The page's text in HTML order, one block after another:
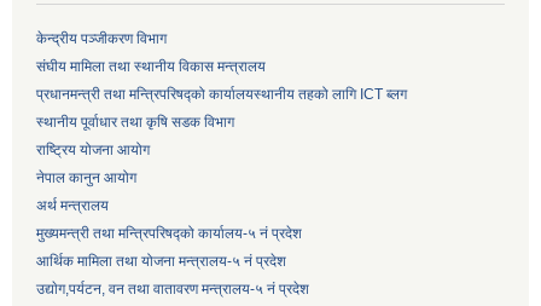
केन्द्रीय पञ्जीकरण विभाग
संघीय मामिला तथा स्थानीय विकास मन्त्रालय
प्रधानमन्त्री तथा मन्त्रिपरिषद्को कार्यालयस्थानीय तहको लागि ICT ब्लग
स्थानीय पूर्वाधार तथा कृषि सडक विभाग
राष्ट्रिय योजना आयोग
नेपाल कानुन आयोग
अर्थ मन्त्रालय
मुख्यमन्त्री तथा मन्त्रिपरिषद्को कार्यालय-५ नं प्रदेश
आर्थिक मामिला तथा योजना मन्त्रालय-५ नं प्रदेश
उद्याेग,पर्यटन, वन तथा वातावरण मन्त्रालय-५ नं प्रदेश